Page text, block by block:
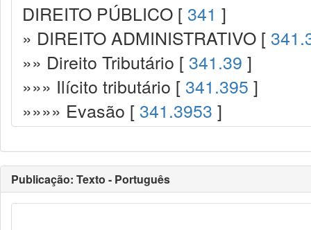
DIREITO PÚBLICO [ 341 ]
» DIREITO ADMINISTRATIVO [
»» Direito Tributário [ 341.39 ]
»»» Ilícito tributário [ 341.395 ]
»»»» Evasão [ 341.3953 ]
Publicação: Texto - Português